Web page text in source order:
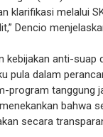
klarifikasi melalui
Dencio
kebijakan anti-suap
pula dalam
program tanggung
bahwa
secara